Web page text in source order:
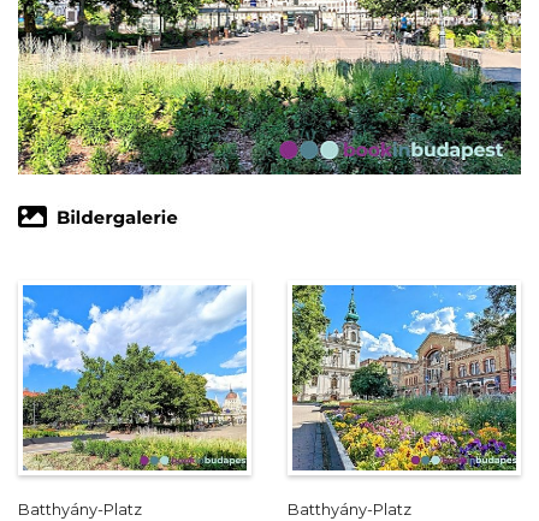
Batthyány-Platz Batthyány-Platz